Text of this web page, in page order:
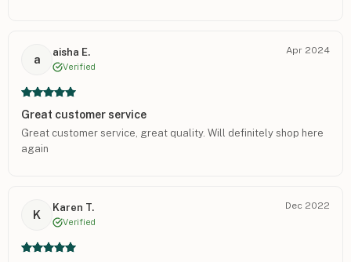
a
aisha E.
Verified
Apr 2024
Great customer service
Great customer service, great quality. Will definitely shop here
again
K
Karen T.
Verified
Dec 2022